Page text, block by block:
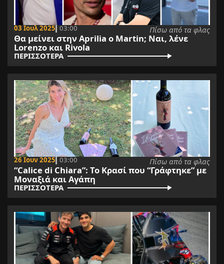
03 Ιουλ 2025 03:00 Πίσω από τα φλας
Θα μείνει στην Aprilia o Martin; Ναι, λένε
Lorenzo και Rivola
ΠΕΡΙΣΣΟΤΕΡΑ
26 Ιουν 2025 03:00 Πίσω από τα φλας
“Calice di Chiara”: Το Κρασί που “Γράφτηκε” με
Μοναξιά και Αγάπη
ΠΕΡΙΣΣΟΤΕΡΑ